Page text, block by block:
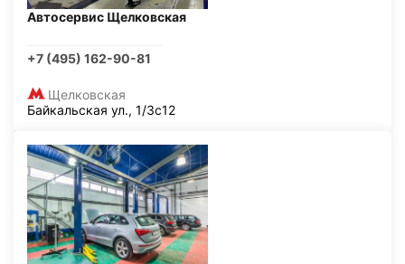
Автосервис Щелковская
+7 (495) 162-90-81
Щелковская
Байкальская ул., 1/3с12